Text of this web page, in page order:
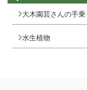
大木園芸さんの手乗
水生植物